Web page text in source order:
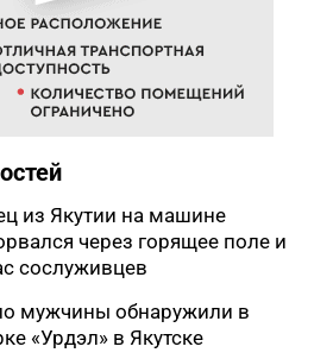
Якутии заготовлено более
от годового плана сырого
в зоне СВО
АЗС Южной Якутии ситуация
от якутских
из Якутии на машине
через горящее поле и
сослуживцев
мужчины обнаружили в
«Урдэл» в Якутске